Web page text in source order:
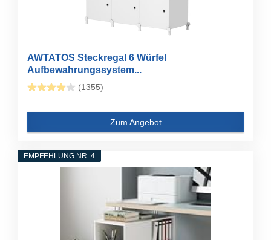
AWTATOS Steckregal 6 Würfel
Aufbewahrungssystem...
(1355)
Zum Angebot
EMPFEHLUNG NR. 4